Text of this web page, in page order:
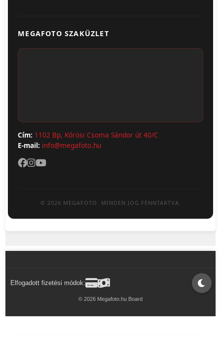
Poszter & Falikép
Fotónaptár
Szállítás & Fizetés
MEGAFOTO SZAKÜZLET
Cím: 1102 Bp, Kőrösi Csoma Sándor út 40/C
E-mail: info@megafoto.hu
© 2026 MEGAFOTO. MINDEN JOG FENNTARTVA.
Elfogadott fizetési módok:
© 2026 Megafoto.hu Board